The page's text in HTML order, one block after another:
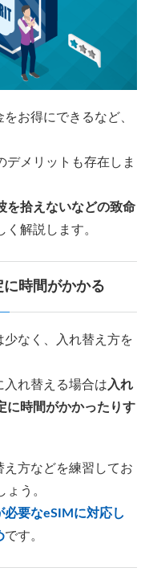
お得にできるなど、
デメリットも存在しま
を拾えないなどの致命
く解説します。
時間がかかる
なく、入れ替え方を
入れ替える場合は 入れ
に時間がかかったりす
方などを練習してお
う。
要なeSIMに対応し
です。